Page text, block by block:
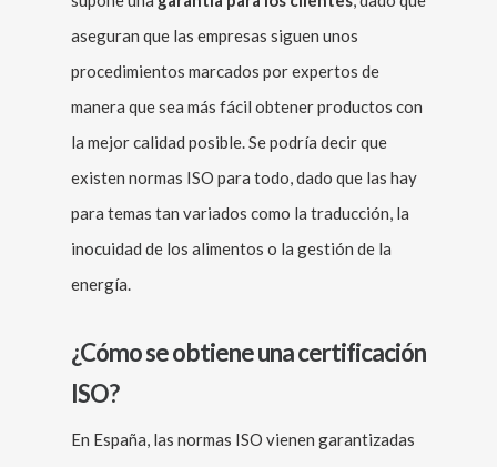
aseguran que las empresas siguen unos
procedimientos marcados por expertos de
manera que sea más fácil obtener productos con
la mejor calidad posible. Se podría decir que
existen normas ISO para todo, dado que las hay
para temas tan variados como la traducción, la
inocuidad de los alimentos o la gestión de la
energía.
¿Cómo se obtiene una certificación
ISO?
En España, las normas ISO vienen garantizadas